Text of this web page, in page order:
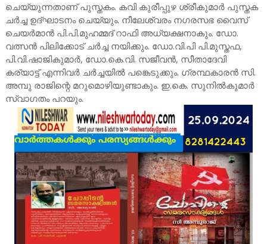
ചെയ്യുന്നതാണ് പുസ്തകം. കവി കുരീപ്പുഴ ശ്രീകുമാർ പുസ്തക
ചർച്ച ഉദ്ഘാടനം ചെയ്യും. നീലേശ്വരം നഗരസഭ വൈസ്
ചെയർമാൻ പി.പി.മുഹമ്മദ് റാഫി അധ്യക്ഷനാകും. ഡോ.
വത്സൻ പിലിക്കോട് ചർച്ച നയിക്കും. ഡോ.വി.പി പി.മുസ്തഫ,
പി.വി.ഷാജികുമാർ, ഡോ.കെ.വി. സജീവൻ, സീതാദേവി
കര്യാട്ട് എന്നിവർ ചർച്ചയിൽ പങ്കെടുക്കും. ഗ്രന്ഥകാരൻ സി.
അമ്പു രാജിന്റെ മറുമൊഴിയുണ്ടാകും. ഇ.കെ. സുനിൽകുമാർ
സ്വാഗതം പറയും.